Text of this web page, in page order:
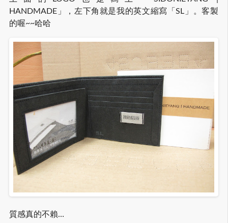
HANDMADE」，左下角就是我的英文縮寫「SL」。客製
的喔~~哈哈
質感真的不賴…